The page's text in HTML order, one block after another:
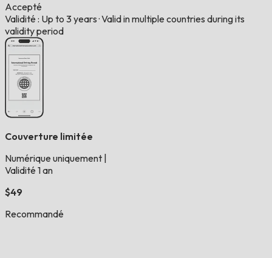
Accepté
Validité : Up to 3 years ·Valid in multiple countries during its
validity period
Couverture limitée
Numérique uniquement
Validité 1 an
$49
Recommandé